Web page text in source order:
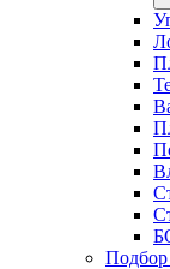
Подбор